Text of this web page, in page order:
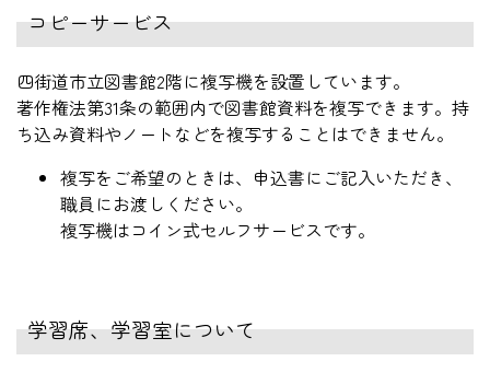
コピーサービス
四街道市立図書館2階に複写機を設置しています。
著作権法第31条の範囲内で図書館資料を複写できます。持
ち込み資料やノートなどを複写することはできません。
複写をご希望のときは、申込書にご記入いただき、
職員にお渡しください。
複写機はコイン式セルフサービスです。
学習席、学習室について